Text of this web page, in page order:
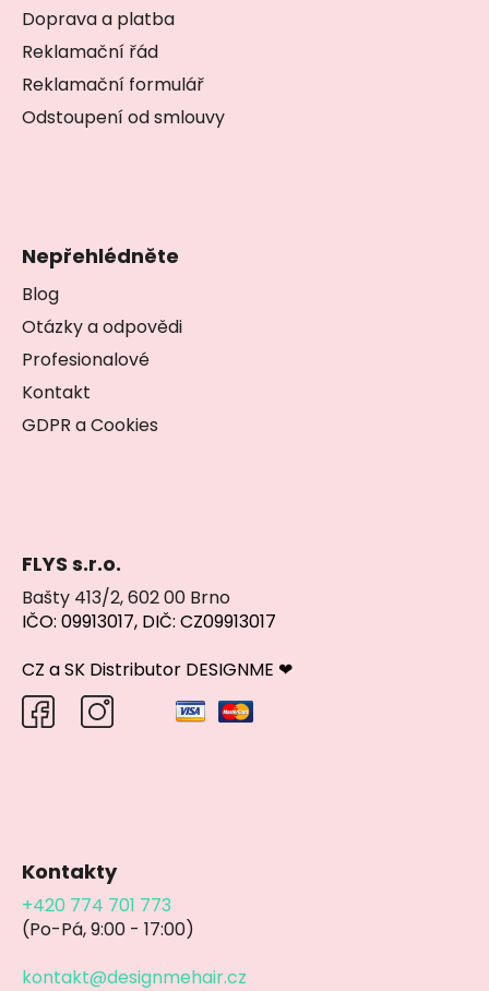
Doprava a platba
Reklamační řád
Reklamační formulář
Odstoupení od smlouvy
Nepřehlédněte
Blog
Otázky a odpovědi
Profesionalové
Kontakt
GDPR a Cookies
FLYS s.r.o.
Bašty 413/2, 602 00 Brno
IČO: 09913017, DIČ: CZ09913017
CZ a SK Distributor DESIGNME ❤
Kontakty
+420 774 701 773
(Po-Pá, 9:00 - 17:00)
kontakt@designmehair.cz